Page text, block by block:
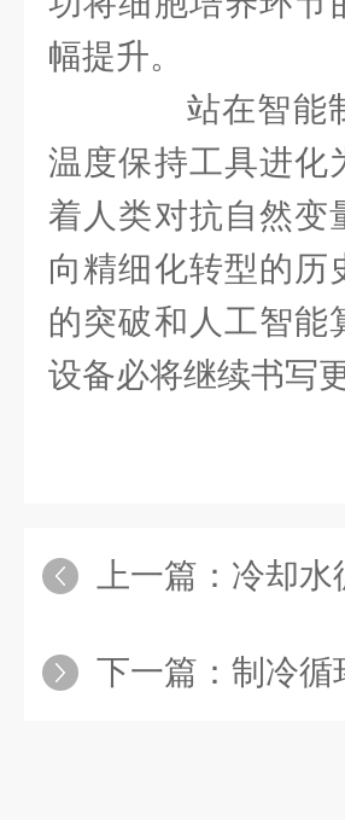
幅提升。
站在智能制
温度保持工具进化
着人类对抗自然变
向精细化转型的历
的突破和人工智能
设备必将继续书写
上一篇： 冷却水
下一篇： 制冷循环